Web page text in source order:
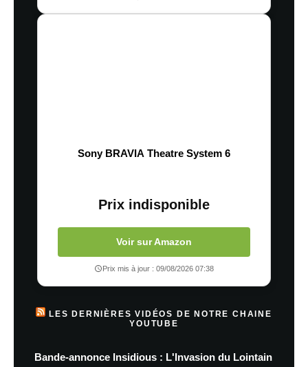
Sony BRAVIA Theatre System 6
Prix indisponible
Voir sur Amazon
Prix mis à jour : 09/08/2026 07:38
LES DERNIÈRES VIDÉOS DE NOTRE CHAINE
YOUTUBE
Bande-annonce Insidious : L'Invasion du Lointain